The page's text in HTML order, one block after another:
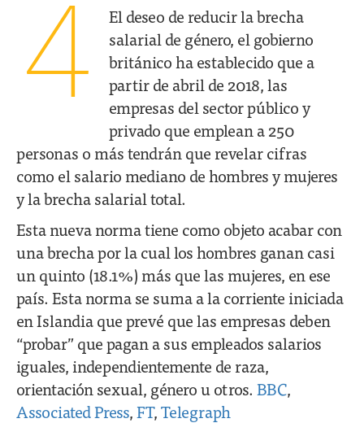
4
El deseo de reducir la brecha
salarial de género, el gobierno
británico ha establecido que a
partir de abril de 2018, las
empresas del sector público y
privado que emplean a 250
personas o más tendrán que revelar cifras
como el salario mediano de hombres y mujeres
y la brecha salarial total.
Esta nueva norma tiene como objeto acabar con
una brecha por la cual los hombres ganan casi
un quinto (18.1%) más que las mujeres, en ese
país. Esta norma se suma a la corriente iniciada
en Islandia que prevé que las empresas deben
“probar” que pagan a sus empleados salarios
iguales, independientemente de raza,
orientación sexual, género u otros. BBC,
Associated Press,FT,Telegraph